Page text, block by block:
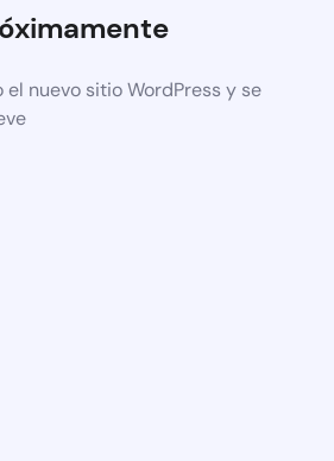
el nuevo sitio WordPress y se